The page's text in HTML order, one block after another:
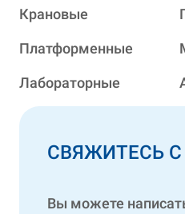
Крановые
Платформенные
Лабораторные
СВЯЖИТЕСЬ
Вы можете